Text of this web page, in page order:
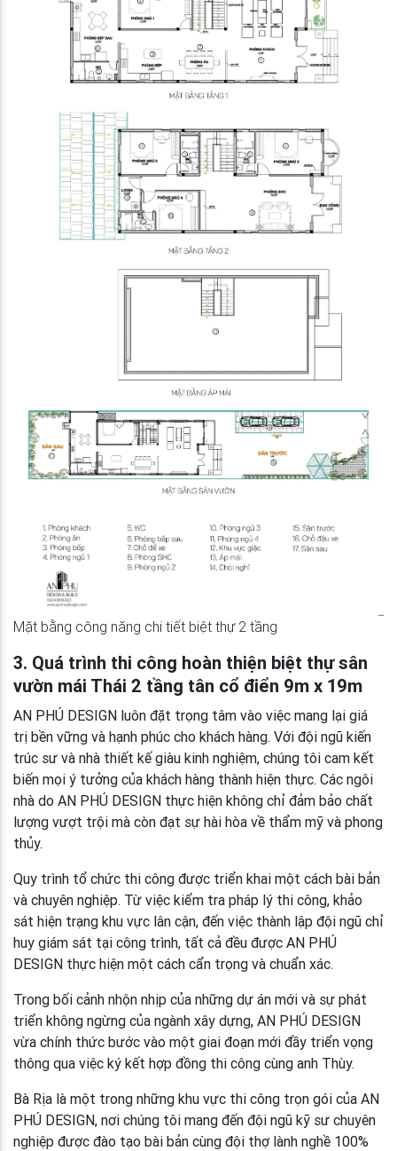
Mặt bằng công năng chi tiết biệt thự 2 tầng
3. Quá trình thi công hoàn thiện biệt thự sân
vườn mái Thái 2 tầng tân cổ điển 9m x 19m
AN PHÚ DESIGN luôn đặt trọng tâm vào việc mang lại giá
trị bền vững và hạnh phúc cho khách hàng. Với đội ngũ kiến
trúc sư và nhà thiết kế giàu kinh nghiệm, chúng tôi cam kết
biến mọi ý tưởng của khách hàng thành hiện thực. Các ngôi
nhà do AN PHÚ DESIGN thực hiện không chỉ đảm bảo chất
lượng vượt trội mà còn đạt sự hài hòa về thẩm mỹ và phong
thủy.
Quy trình tổ chức thi công được triển khai một cách bài bản
và chuyên nghiệp. Từ việc kiểm tra pháp lý thi công, khảo
sát hiện trạng khu vực lân cận, đến việc thành lập đội ngũ chỉ
huy giám sát tại công trình, tất cả đều được AN PHÚ
DESIGN thực hiện một cách cẩn trọng và chuẩn xác.
Trong bối cảnh nhộn nhịp của những dự án mới và sự phát
triển không ngừng của ngành xây dựng, AN PHÚ DESIGN
vừa chính thức bước vào một giai đoạn mới đầy triển vọng
thông qua việc ký kết hợp đồng thi công cùng anh Thùy.
Bà Rịa là một trong những khu vực thi công trọn gói của AN
PHÚ DESIGN, nơi chúng tôi mang đến đội ngũ kỹ sư chuyên
nghiệp được đào tạo bài bản cùng đội thợ lành nghề 100%